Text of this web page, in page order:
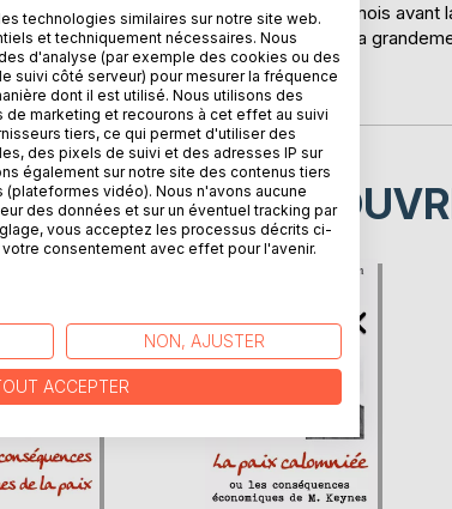
Le Sens commun, publié quelques mois avant
a été un immense succès et contribua
l'édition de 1793.
TITRES À
technologies similaires sur notre site web.
et techniquement nécessaires. Nous
d'analyse (par exemple des cookies ou des
suivi côté serveur) pour mesurer la fréquence
dont il est utilisé. Nous utilisons des
marketing et recourons à cet effet au suivi
tiers, ce qui permet d'utiliser des
des pixels de suivi et des adresses IP sur
également sur notre site des contenus tiers
vidéo). Nous n'avons aucune
des données et sur un éventuel tracking par
vous acceptez les processus décrits ci-
consentement avec effet pour l'avenir.
NON, AJUSTER
ACCEPTER